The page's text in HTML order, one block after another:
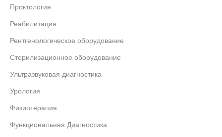
Проктология
Реабилитация
Рентгенологическое оборудование
Стерилизационное оборудование
Ультразвуковая диагностика
Урология
Физиотерапия
Функциональная Диагностика